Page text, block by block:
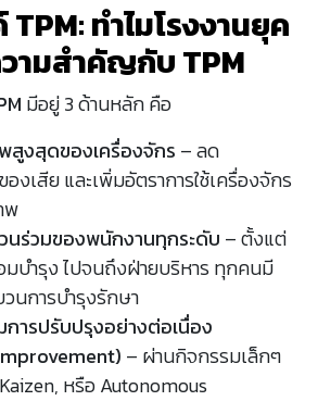
ทำไมโรงงานยุค
ามสำคัญกับ TPM
มีอยู่ 3 ด้านหลัก คือ
สูงสุดของเครื่องจักร – ลด
งเสีย และเพิ่มอัตราการใช้เครื่องจักร
พ
นร่วมของพนักงานทุกระดับ – ตั้งแต่
บำรุง ไปจนถึงฝ่ายบริหาร ทุกคนมี
นการบำรุงรักษา
ารปรับปรุงอย่างต่อเนื่อง
– ผ่านกิจกรรมเล็กๆ
หรือ Autonomous